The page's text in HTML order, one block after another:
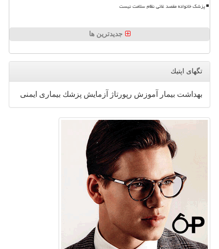
پزشک خانواده مقصد غائی نظام سلامت نیست
جدیدترین ها
تگهای اپتیك
بهداشت بیمار آموزش رپورتاژ آزمایش پزشك بیماری ایمنی